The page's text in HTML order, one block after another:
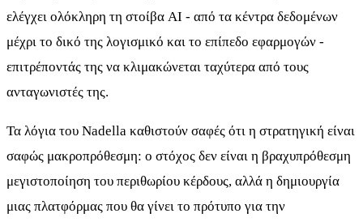
ελέγχει ολόκληρη τη στοίβα AI - από τα κέντρα δεδομένων
μέχρι το δικό της λογισμικό και το επίπεδο εφαρμογών -
επιτρέποντάς της να κλιμακώνεται ταχύτερα από τους
ανταγωνιστές της.
Τα λόγια του Nadella καθιστούν σαφές ότι η στρατηγική είναι
σαφώς μακροπρόθεσμη: ο στόχος δεν είναι η βραχυπρόθεσμη
μεγιστοποίηση του περιθωρίου κέρδους, αλλά η δημιουργία
μιας πλατφόρμας που θα γίνει το πρότυπο για την